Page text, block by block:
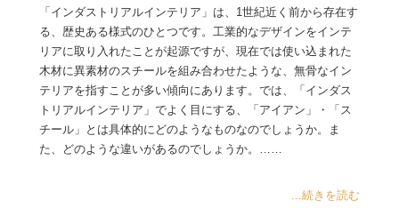
「インダストリアルインテリア」は、1世紀近く前から存在す
る、歴史ある様式のひとつです。工業的なデザインをインテ
リアに取り入れたことが起源ですが、現在では使い込まれた
木材に異素材のスチールを組み合わせたような、無骨なイン
テリアを指すことが多い傾向にあります。では、「インダス
トリアルインテリア」でよく目にする、「アイアン」・「ス
チール」とは具体的にどのようなものなのでしょうか。ま
た、どのような違いがあるのでしょうか。……
...続きを読む